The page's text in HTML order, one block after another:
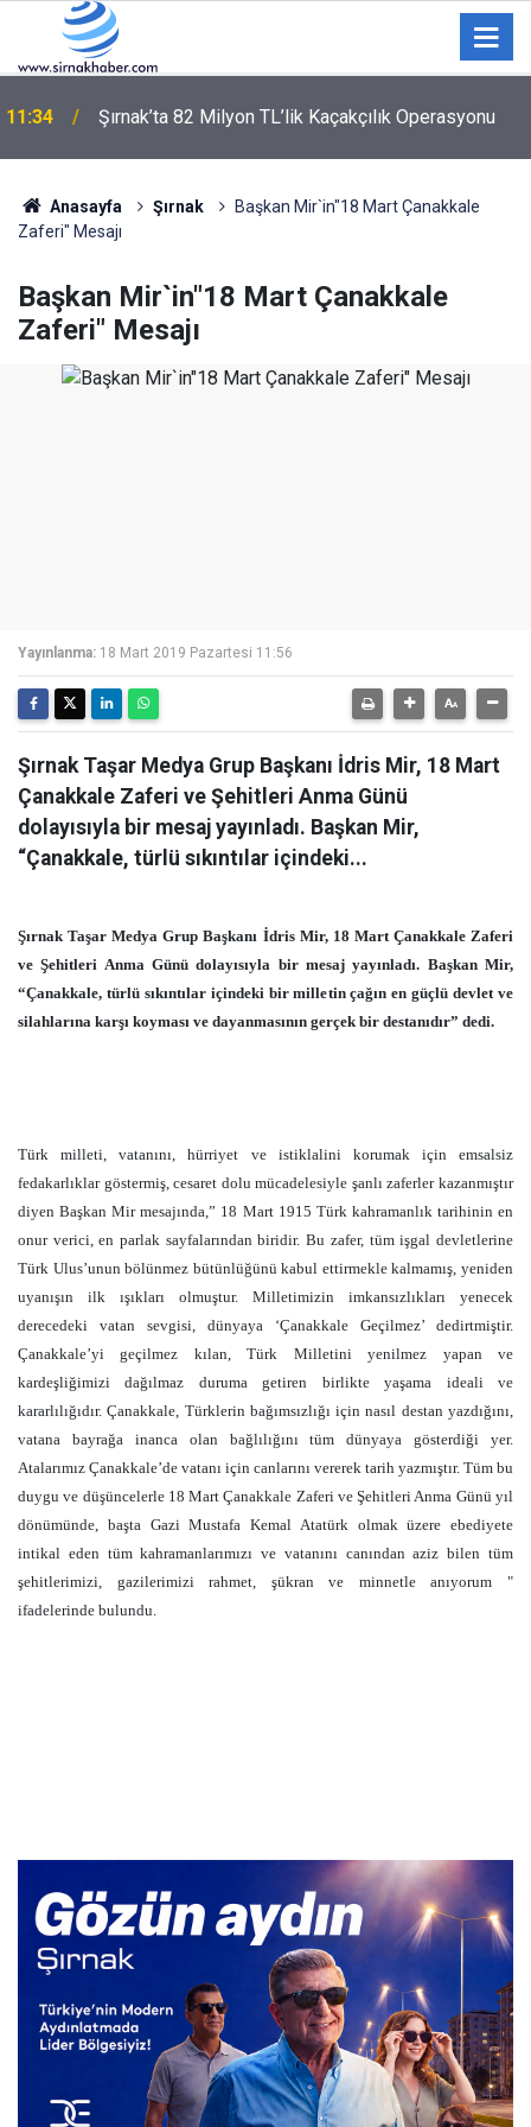
11:34 Şırnak’ta 82 Milyon TL’lik Kaçakçılık Operasyonu
Anasayfa Şırnak
Başkan Mir`in"18 Mart Çanakkale
Zaferi" Mesajı
Başkan Mir`in"18 Mart Çanakkale
Zaferi" Mesajı
Yayınlanma: 18 Mart 2019 Pazartesi 11:56
Şırnak Taşar Medya Grup Başkanı İdris Mir, 18 Mart
Çanakkale Zaferi ve Şehitleri Anma Günü
dolayısıyla bir mesaj yayınladı. Başkan Mir,
“Çanakkale, türlü sıkıntılar içindeki...
Şırnak Taşar Medya Grup Başkanı İdris Mir, 18 Mart Çanakkale Zaferi
ve Şehitleri Anma Günü dolayısıyla bir mesaj yayınladı. Başkan Mir,
“Çanakkale, türlü sıkıntılar içindeki bir milletin çağın en güçlü devlet ve
silahlarına karşı koyması ve dayanmasının gerçek bir destanıdır” dedi.
Türk milleti, vatanını, hürriyet ve istiklalini korumak için emsalsiz
fedakarlıklar göstermiş, cesaret dolu mücadelesiyle şanlı zaferler kazanmıştır
diyen Başkan Mir mesajında,” 18 Mart 1915 Türk kahramanlık tarihinin en
onur verici, en parlak sayfalarından biridir. Bu zafer, tüm işgal devletlerine
Türk Ulus’unun bölünmez bütünlüğünü kabul ettirmekle kalmamış, yeniden
uyanışın ilk ışıkları olmuştur. Milletimizin imkansızlıkları yenecek
derecedeki vatan sevgisi, dünyaya ‘Çanakkale Geçilmez’ dedirtmiştir.
Çanakkale’yi geçilmez kılan, Türk Milletini yenilmez yapan ve
kardeşliğimizi dağılmaz duruma getiren birlikte yaşama ideali ve
kararlılığıdır. Çanakkale, Türklerin bağımsızlığı için nasıl destan yazdığını,
vatana bayrağa inanca olan bağlılığını tüm dünyaya gösterdiği yer.
Atalarımız Çanakkale’de vatanı için canlarını vererek tarih yazmıştır. Tüm bu
duygu ve düşüncelerle 18 Mart Çanakkale Zaferi ve Şehitleri Anma Günü yıl
dönümünde, başta Gazi Mustafa Kemal Atatürk olmak üzere ebediyete
intikal eden tüm kahramanlarımızı ve vatanını canından aziz bilen tüm
şehitlerimizi, gazilerimizi rahmet, şükran ve minnetle anıyorum "
ifadelerinde bulundu.